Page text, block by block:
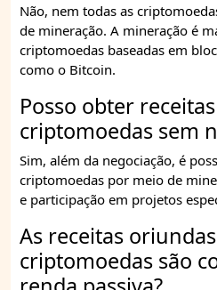
Não, nem todas as
de mineração. A mineração é
criptomoedas baseadas em
como o Bitcoin.
Posso obter
criptomoedas sem
Sim, além da negociação, é
criptomoedas por meio de
e participação em projetos
As receitas
criptomoedas são